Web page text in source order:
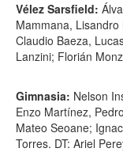
Vélez Sarsfield:
Mammana,
Claudio Baeza,
Lanzini; Florián
Gimnasia: Nelson
Enzo Martínez,
Mateo Seoane;
Torres. DT: Ariel